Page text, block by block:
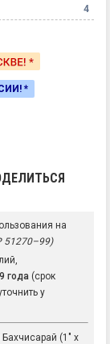
4
*
на
51270–99)
года (срок
у
(1" х